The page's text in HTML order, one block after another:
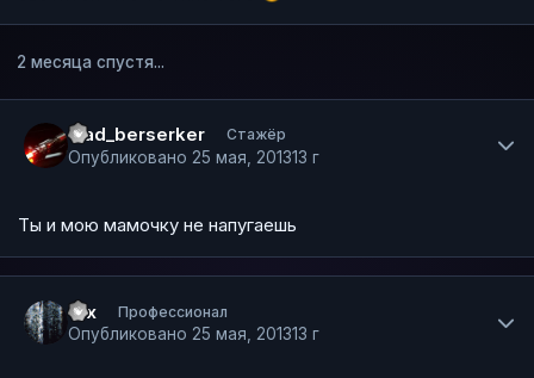
2 месяца спустя...
vlad_berserker Стажёр
Опубликовано 25 мая, 201313 г
Ты и мою мамочку не напугаешь
Vix Профессионал
Опубликовано 25 мая, 201313 г